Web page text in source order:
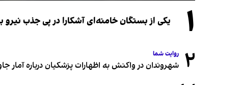
۱ یکی از بستگان خامنه‌ای آشکارا در پی جذب
۲ روایت شما
شهروندان در واکنش به اظهارات پزشکیان درباره آمار